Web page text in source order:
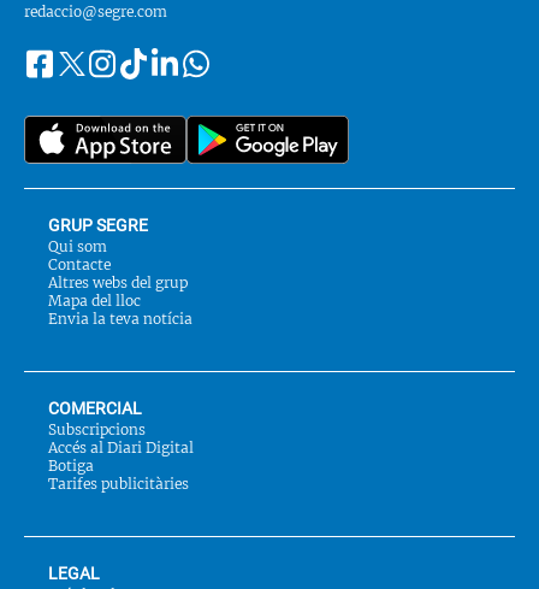
redaccio@segre.com
Segueix-
a::
FacebookInstagram
TiktokLinkedinWhatsapp
GRUP SEGRE
Qui som
Contacte
Altres webs del grup
Mapa del lloc
Envia la teva notícia
COMERCIAL
Subscripcions
Accés al Diari Digital
Botiga
Tarifes publicitàries
LEGAL